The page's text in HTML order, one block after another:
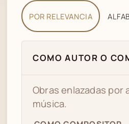
POR RELEVANCIA
COMO AUTOR O
Obras enlazadas por
música.